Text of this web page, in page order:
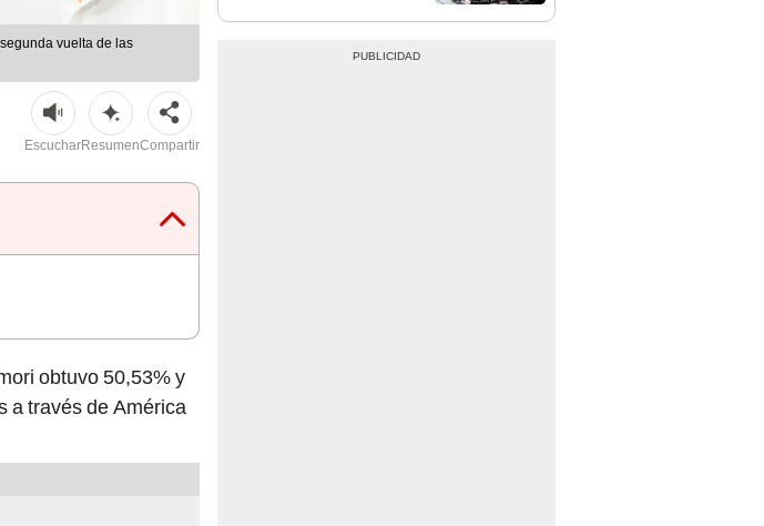
vuelta de las
EscucharResumenCompartir
obtuvo 50,53% y
a través de América